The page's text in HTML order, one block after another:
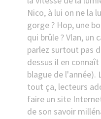
Nico, à lui on ne la
gorge ? Hop, une
qui brûle ? Vlan, un
parlez surtout pas
dessus il en
blague de l'année).
tout ça, lecteurs
faire un site
de son savoir